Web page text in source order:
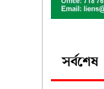
সর্বশেষ